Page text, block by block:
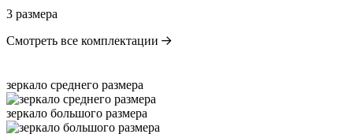
3 размера
Смотреть все комплектации
зеркало среднего размера
зеркало большого размера